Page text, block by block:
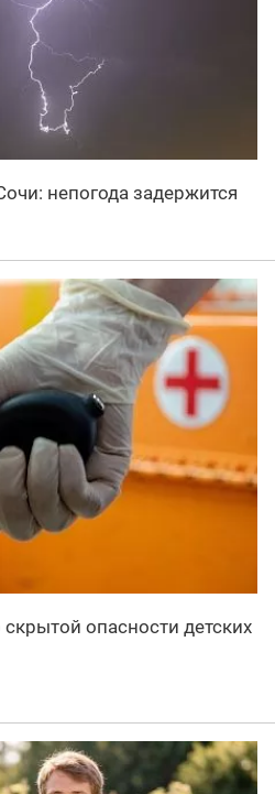
непогода задержится
опасности детских